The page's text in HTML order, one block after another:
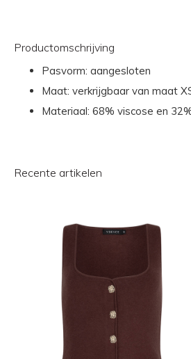
Productomschrijving
Pasvorm: aangesloten
Maat: verkrijgbaar van maat
Materiaal: 68% viscose en
Recente artikelen